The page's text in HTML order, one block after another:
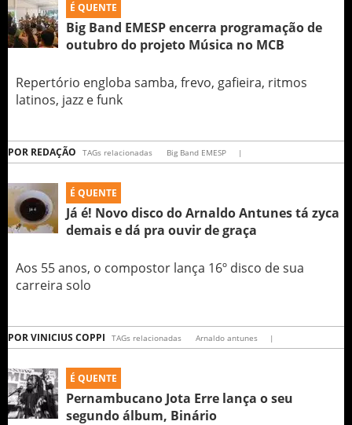
É QUENTE
Big Band EMESP encerra programação de
outubro do projeto Música no MCB
Repertório engloba samba, frevo, gafieira, ritmos
latinos, jazz e funk
POR REDAÇÃO TAGs relacionadas Big Band EMESP |
É QUENTE
Já é! Novo disco do Arnaldo Antunes tá zyca
demais e dá pra ouvir de graça
Aos 55 anos, o compostor lança 16º disco de sua
carreira solo
PORVINICIUS COPPI TAGs relacionadas Arnaldo antunes |
É QUENTE
Pernambucano Jota Erre lança o seu
segundo álbum, Binário